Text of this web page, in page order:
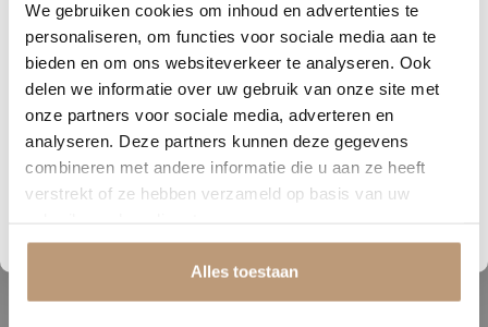
DAGEN UREN MINUTEN SECONDEN
Nu tijdelijk 10% korting op
jouw vloer
Vraag snel een offerte aan en bespaar direct.
Bekijk plak PVC vloeren
We gebruiken cookies om inhoud en advertenties te
personaliseren, om functies voor sociale media aan te
bieden en om ons websiteverkeer te analyseren. Ook
delen we informatie over uw gebruik van onze site met
onze partners voor sociale media, adverteren en
analyseren. Deze partners kunnen deze gegevens
combineren met andere informatie die u aan ze heeft
verstrekt of ze hebben verzameld op basis van uw
Alles toestaan
Sophie uit Arnhem -
★★★★★
Snelle levering, mooie vloer en goed advies!
Bekijk alle reviews op Google →
Beschrijving
De YUP Leyton Herringbone Click combineert het klassieke